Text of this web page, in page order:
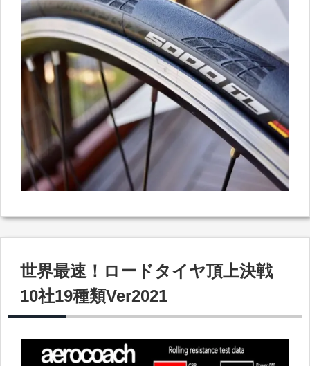
世界最速！ロードタイヤ頂上決戦
10社19種類Ver2021